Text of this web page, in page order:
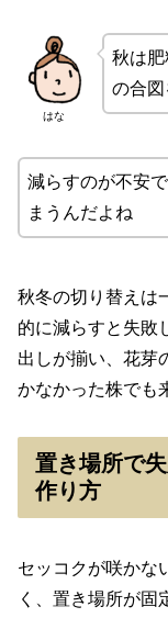
はな
秋は
の合
減らすのが不安
まうんだよね
秋冬の切り替えは
的に減らすと失敗
出しが揃い、花芽
かなかった株でも
置き場所で
作り方
セッコクが咲かな
く、置き場所が固